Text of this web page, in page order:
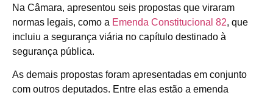
Na Câmara, apresentou seis propostas que viraram
normas legais, como a Emenda Constitucional 82, que
incluiu a segurança viária no capítulo destinado à
segurança pública.
As demais propostas foram apresentadas em conjunto
com outros deputados. Entre elas estão a emenda